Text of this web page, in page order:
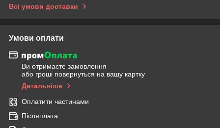
Всі умови доставки
Умови оплати
Ви отримаєте замовлення
або гроші повернуться на вашу картку
Детальніше
Оплатити частинами
Післяплата